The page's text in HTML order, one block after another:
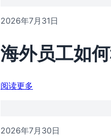
2026年7月31日
海外员工如
阅读更多
2026年7月30日